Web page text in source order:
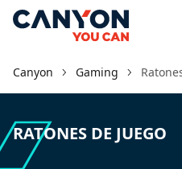
Canyon Gaming
RATONES DE JUEGO